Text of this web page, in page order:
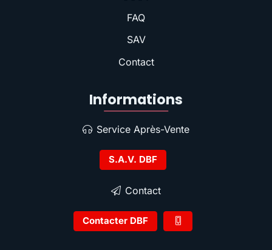
FAQ
SAV
Contact
Informations
Service Après-Vente
S.A.V. DBF
Contact
Contacter DBF